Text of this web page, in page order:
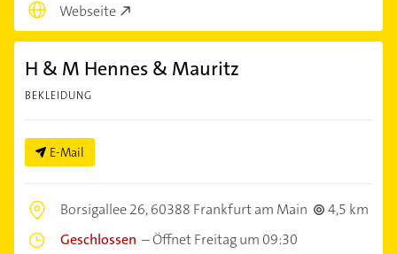
Webseite
H & M Hennes & Mauritz
BEKLEIDUNG
E-Mail
Borsigallee 26,60388 Frankfurt am Main
4,5 km
Geschlossen –Öffnet Freitag um 09:30